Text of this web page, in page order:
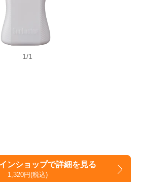
1/1
ンショップで詳細を見る
1,320円(税込)